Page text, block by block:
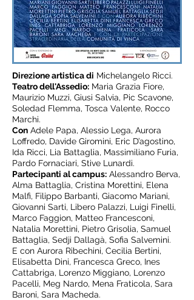
Direzione artistica di Michelangelo Ricci.
Teatro dell'Assedio: Maria Grazia Fiore,
Maurizio Muzzi, Giusi Salvia, Pic Scavone,
Soledad Flemma, Tosca Valente, Rocco
Marchi.
Con Adele Papa, Alessio Lega, Aurora
Loffredo, Davide Giromini, Eric D’agostino,
Ida Ricci, Lia Battaglia, Massimiliano Furia,
Pardo Fornaciari, Stive Lunardi.
Partecipanti al campus: Alessandro Berva,
Alma Battaglia, Cristina Morettini, Elena
Malfi, Filippo Barbanti, Giacomo Mariani,
Giovanni Sarti, Libero Palazzi, Luigi Finelli,
Marco Faggion, Matteo Francesconi,
Natalia Morettini, Pietro Grisolia, Samuel
Battaglia, Sedji Dallagà, Sofia Salvemini.
E con Aurora Ribechini, Cecilia Bertini,
Elisabetta Dini, Francesca Greco, Ines
Cattabriga, Lorenzo Miggiano, Lorenzo
Pacelli, Meg Nardo, Mena Fraticola, Sara
Baroni, Sara Macheda.